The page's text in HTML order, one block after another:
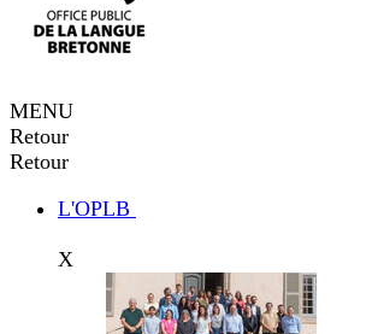
MENU
Retour
Retour
L'OPLB
X